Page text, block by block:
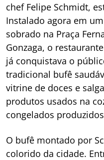
chef Felipe Schmidt,
Instalado agora em
sobrado na Praça
Gonzaga, o
já conquistava o
tradicional bufê
vitrine de doces e
produtos usados na
congelados
O bufê montado por
colorido da cidade.